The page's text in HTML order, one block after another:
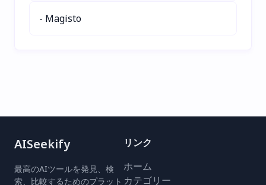
- Magisto
AISeekify
最高のAIツールを発見、検
索、比較するためのプラット
リンク
ホーム
カテゴリー